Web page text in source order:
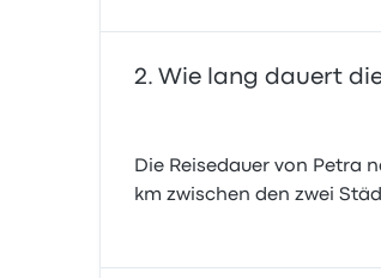
Wie lang dauert
Die Reisedauer von Petra
km zwischen den zwei